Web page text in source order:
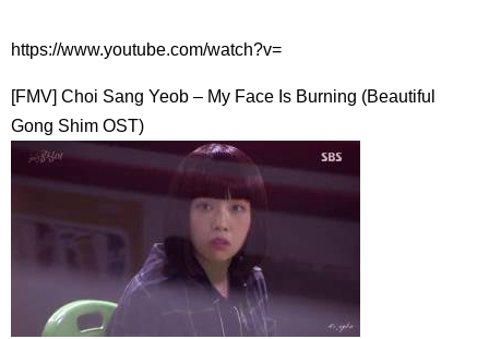
中村玉緒、最後まで愛した夫・勝新太郎…涙の「大物ですな」
😭💔#中村玉緒#勝新太郎#夫婦愛#昭和スター#芸能界秘話#感動エピ
「違う（ちがう）・異なる」を韓国語では？「다르다（タル
について
「退屈だ・暇だ」を韓国語では？「심심하다（シムシマダ）」
の意味・使い方について
■韓国ドラマ『キング～Two Hearts』予告動画（日本語字幕）
yoon kyun sang
HSF(126)-윤균상 서울숲 벤치 (YUN Kyunsang)(4)September::
Healing in Seoul Forest (서울숲)
yoon kyun sang
ユン・ギュンサン主演「潜入弁護人」第1回特別公開！
ハン・ヘジン 한혜진 – (선공개) 강남 3대 얼짱 출신 &#39;한혜진
https://www.youtube.com/watch?v=
[FMV] Choi Sang Yeob – My Face Is Burning (Beautiful
Gong Shim OST)